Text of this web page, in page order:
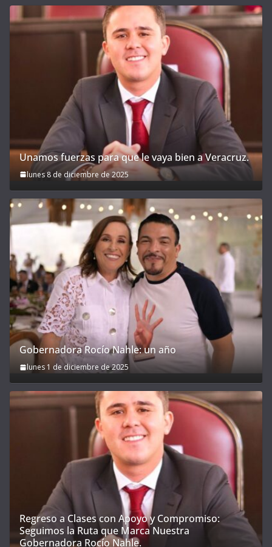
Unamos fuerzas para que le vaya bien a Veracruz.
lunes 8 de diciembre de 2025
Gobernadora Rocío Nahle: un año
lunes 1 de diciembre de 2025
Regreso a Clases con Apoyo y Compromiso:
Seguimos la Ruta que Marca Nuestra
Gobernadora Rocío Nahle.